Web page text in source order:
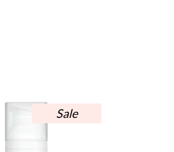
Sale